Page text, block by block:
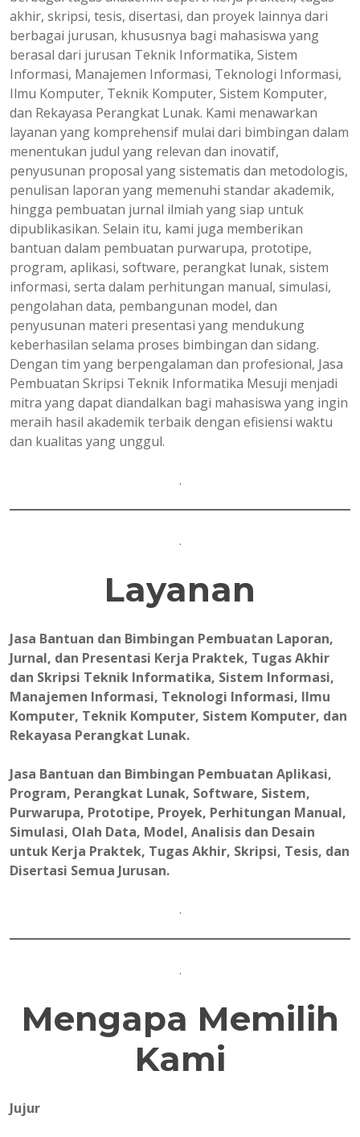
akhir, skripsi, tesis, disertasi, dan proyek lainnya dari
berbagai jurusan, khususnya bagi mahasiswa yang
berasal dari jurusan Teknik Informatika, Sistem
Informasi, Manajemen Informasi, Teknologi Informasi,
Ilmu Komputer, Teknik Komputer, Sistem Komputer,
dan Rekayasa Perangkat Lunak. Kami menawarkan
layanan yang komprehensif mulai dari bimbingan dalam
menentukan judul yang relevan dan inovatif,
penyusunan proposal yang sistematis dan metodologis,
penulisan laporan yang memenuhi standar akademik,
hingga pembuatan jurnal ilmiah yang siap untuk
dipublikasikan. Selain itu, kami juga memberikan
bantuan dalam pembuatan purwarupa, prototipe,
program, aplikasi, software, perangkat lunak, sistem
informasi, serta dalam perhitungan manual, simulasi,
pengolahan data, pembangunan model, dan
penyusunan materi presentasi yang mendukung
keberhasilan selama proses bimbingan dan sidang.
Dengan tim yang berpengalaman dan profesional, Jasa
Pembuatan Skripsi Teknik Informatika Mesuji menjadi
mitra yang dapat diandalkan bagi mahasiswa yang ingin
meraih hasil akademik terbaik dengan efisiensi waktu
dan kualitas yang unggul.
.
.
Layanan
Jasa Bantuan dan Bimbingan Pembuatan Laporan,
Jurnal, dan Presentasi Kerja Praktek, Tugas Akhir
dan Skripsi Teknik Informatika, Sistem Informasi,
Manajemen Informasi, Teknologi Informasi, Ilmu
Komputer, Teknik Komputer, Sistem Komputer, dan
Rekayasa Perangkat Lunak.
Jasa Bantuan dan Bimbingan Pembuatan Aplikasi,
Program, Perangkat Lunak, Software, Sistem,
Purwarupa, Prototipe, Proyek, Perhitungan Manual,
Simulasi, Olah Data, Model, Analisis dan Desain
untuk Kerja Praktek, Tugas Akhir, Skripsi, Tesis, dan
Disertasi Semua Jurusan.
.
.
Mengapa Memilih
Kami
Jujur